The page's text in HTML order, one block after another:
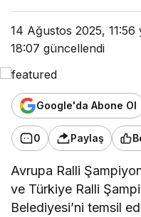
14 Ağustos 2025, 11:56
18:07 güncellendi
Google'da Abone Ol
0 Paylaş
Avrupa Ralli
ve Türkiye Ralli
Belediyesi’ni temsil
için yarışacak